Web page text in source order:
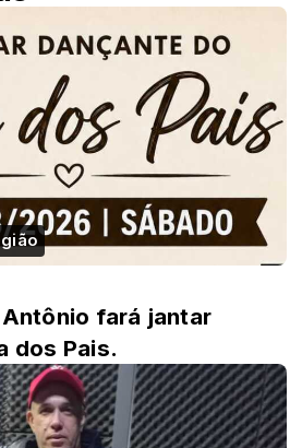
fará jantar
dos Pais.